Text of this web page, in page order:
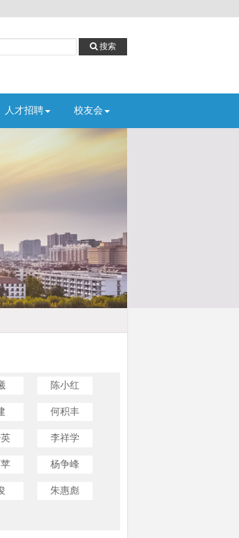
搜索
人才招聘 校友会
陈小红
何积丰
李祥学
杨争峰
朱惠彪